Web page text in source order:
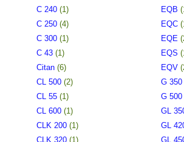
C 240 (1)
C 250 (4)
C 300 (1)
C 43 (1)
Citan (6)
CL 500 (2)
CL 55 (1)
CL 600 (1)
CLK 200 (1)
CLK 320 (1)
EQB
EQC
EQE
EQS
EQV
G 350
G 500
GL
GL
GL